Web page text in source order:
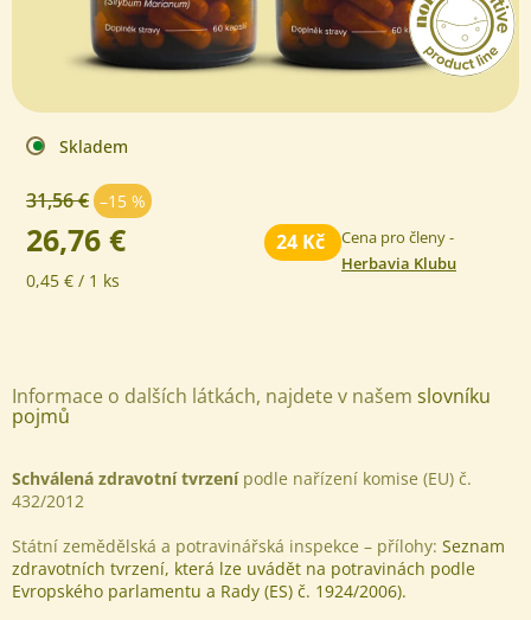
Skladem
31,56 € –15 %
24 Kč
Cena pro členy -
Herbavia Klubu
26,76 €
Jednotková
0,45 € / 1 ks
Informace o dalších látkách, najdete v našem slovníku
pojmů
Schválená zdravotní tvrzenípodle nařízení komise (EU) č.
432/2012
Státní zemědělská a potravinářská inspekce – přílohy: Seznam
zdravotních tvrzení, která lze uvádět na potravinách podle
Evropského parlamentu a Rady (ES) č. 1924/2006).